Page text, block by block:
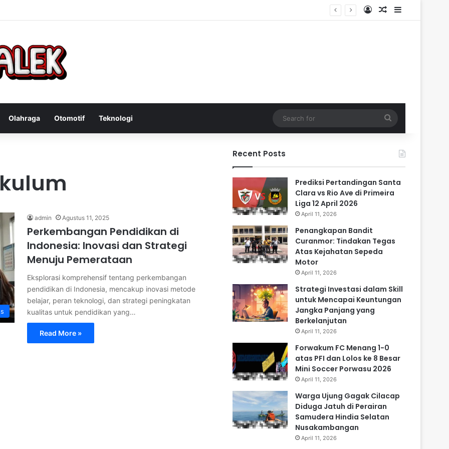
Log InRandom Article
Sidebar
Olahraga Otomotif Teknologi
for
admin Agustus 11, 2025
Perkembangan Pendidikan di
Indonesia: Inovasi dan Strategi
Menuju Pemerataan
Eksplorasi komprehensif tentang perkembangan
pendidikan di Indonesia, mencakup inovasi metode
belajar, peran teknologi, dan strategi peningkatan
kualitas untuk pendidikan yang…
Read More »
Recent Posts
Prediksi Pertandingan Santa
Clara vs Rio Ave di Primeira
Liga 12 April 2026
April 11, 2026
Penangkapan Bandit
Curanmor: Tindakan Tegas
Atas Kejahatan Sepeda
Motor
April 11, 2026
Strategi Investasi dalam Skill
untuk Mencapai Keuntungan
Jangka Panjang yang
Berkelanjutan
April 11, 2026
Forwakum FC Menang 1-0
atas PFI dan Lolos ke 8 Besar
Mini Soccer Porwasu 2026
April 11, 2026
Warga Ujung Gagak Cilacap
Diduga Jatuh di Perairan
Samudera Hindia Selatan
Nusakambangan
April 11, 2026